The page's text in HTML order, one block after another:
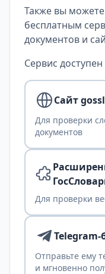
Также вы
бесплатным
документов и
Сервис
Сайт
Для проверки
документов
Для проверки
Telegram-
Отправьте ему
и мгновенно